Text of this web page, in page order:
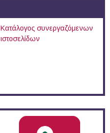
Κατάλογος συνεργαζόμενων
ιστοσελίδων